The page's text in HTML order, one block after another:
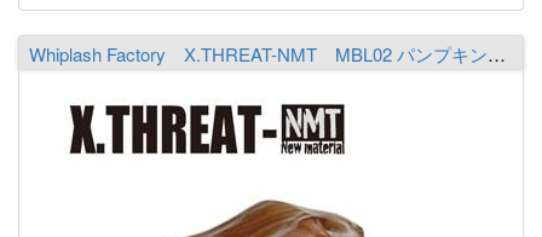
Whiplash Factory X.THREAT-NMT MBL02 パンプキン／ホワイト